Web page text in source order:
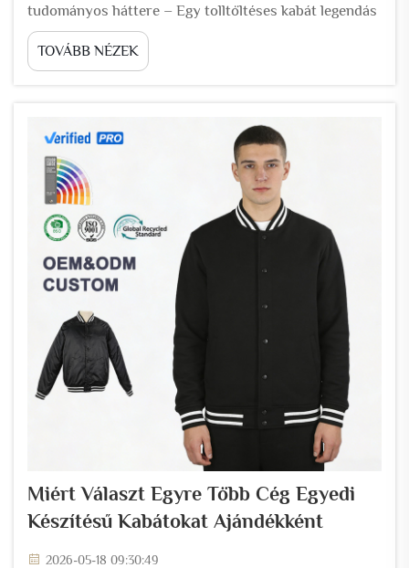
tudományos háttere – Egy tolltöltéses kabát legendás
meleg-tömeg aránya a tollcsoportok egyedi
szerkezetének köszönhető – ezek puha,
háromdimenziós tollszálak, amelyek milliónyi apró
TOVÁBB NÉZEK
Miért Választ Egyre Több Cég Egyedi
Készítésű Kabátokat Ajándékként
2026-05-18 09:30:49